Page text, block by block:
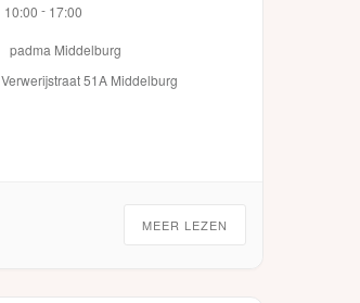
10:00 - 17:00
padma Middelburg
Verwerijstraat 51A Middelburg
MEER LEZEN